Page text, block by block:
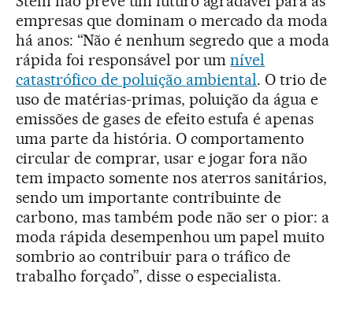
empresas que dominam o mercado da moda
há anos: “Não é nenhum segredo que a moda
rápida foi responsável por umnível
catastrófico de poluição ambiental. O trio de
uso de matérias-primas, poluição da água e
emissões de gases de efeito estufa é apenas
uma parte da história. O comportamento
circular de comprar, usar e jogar fora não
tem impacto somente nos aterros sanitários,
sendo um importante contribuinte de
carbono, mas também pode não ser o pior: a
moda rápida desempenhou um papel muito
sombrio ao contribuir para o tráfico de
trabalho forçado”, disse o especialista.